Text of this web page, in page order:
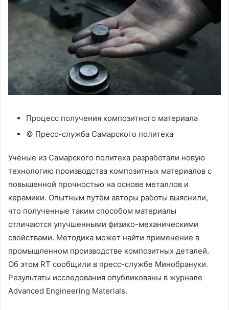
Процесс получения композитного материала
© Пресс-служба Самарского политеха
Учёные из Самарского политеха разработали новую
технологию производства композитных материалов с
повышенной прочностью на основе металлов и
керамики. Опытным путём авторы работы выяснили,
что полученные таким способом материалы
отличаются улучшенными физико-механическими
свойствами. Методика может найти применение в
промышленном производстве композитных деталей.
Об этом RT сообщили в пресс-службе Минобрануки.
Результаты исследования опубликованы в журнале
Advanced Engineering Materials.